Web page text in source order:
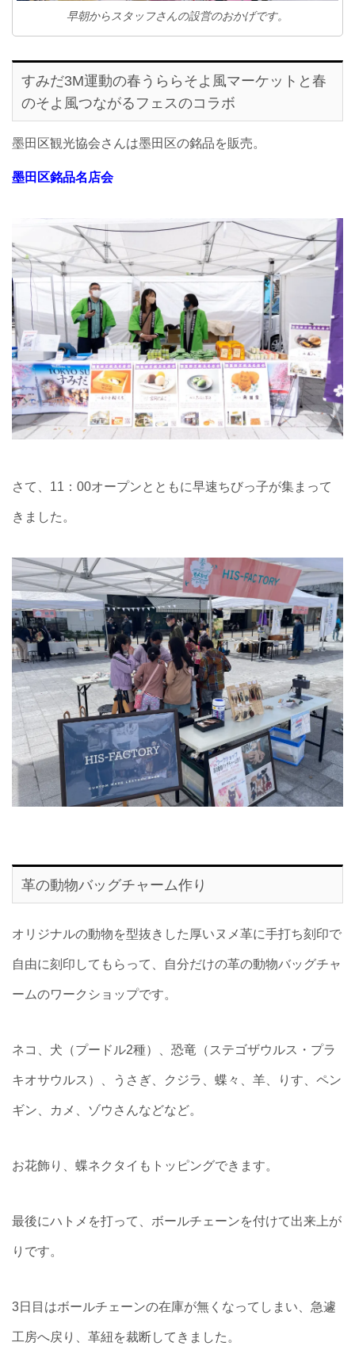
早朝からスタッフさんの設営のおかげです。
すみだ3M運動の春うららそよ風マーケットと春
のそよ風つながるフェスのコラボ
墨田区観光協会さんは墨田区の銘品を販売。
墨田区銘品名店会
さて、11：00オープンとともに早速ちびっ子が集まって
きました。
革の動物バッグチャーム作り
オリジナルの動物を型抜きした厚いヌメ革に手打ち刻印で
自由に刻印してもらって、自分だけの革の動物バッグチャ
ームのワークショップです。
ネコ、犬（プードル2種）、恐竜（ステゴザウルス・プラ
キオサウルス）、うさぎ、クジラ、蝶々、羊、りす、ペン
ギン、カメ、ゾウさんなどなど。
お花飾り、蝶ネクタイもトッピングできます。
最後にハトメを打って、ボールチェーンを付けて出来上が
りです。
3日目はボールチェーンの在庫が無くなってしまい、急遽
工房へ戻り、革紐を裁断してきました。